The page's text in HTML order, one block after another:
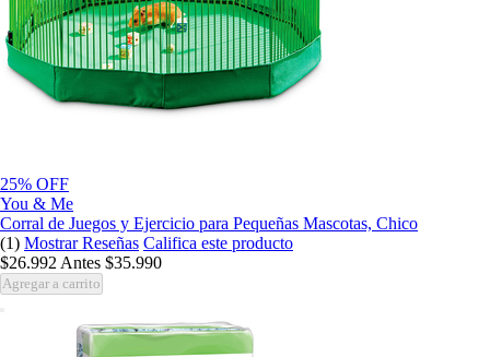
25% OFF
You & Me
Corral de Juegos y Ejercicio para Pequeñas Mascotas, Chico
(1) Mostrar Reseñas Califica este producto
$26.992 Antes $35.990
Agregar a carrito